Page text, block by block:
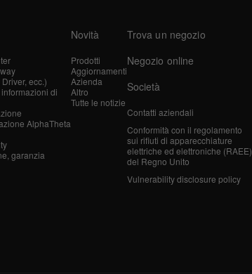
ecc.)
di
AlphaTheta
garanzia
Novità
Prodotti
Aggiornamenti
Azienda
Altro
Tutte le notizie
Trova un negozio
Negozio online
Società
Contatti aziendali
Conformità con il regolamento
sui rifiuti di apparecchiature
elettriche ed elettroniche (RAEE)
del Regno Unito
Vulnerability disclosure policy